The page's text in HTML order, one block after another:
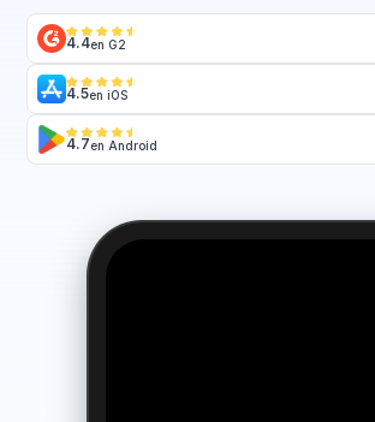
4.4en G2
4.5en iOS
4.7en Android